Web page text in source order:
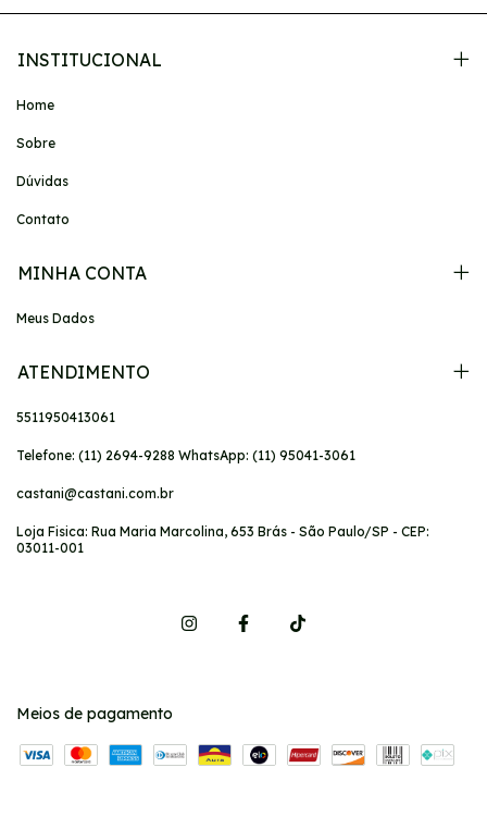
INSTITUCIONAL
Home
Sobre
Dúvidas
Contato
MINHA CONTA
Meus Dados
ATENDIMENTO
5511950413061
Telefone: (11) 2694-9288 WhatsApp: (11) 95041-3061
castani@castani.com.br
Loja Fisica: Rua Maria Marcolina, 653 Brás - São Paulo/SP - CEP:
03011-001
Meios de pagamento